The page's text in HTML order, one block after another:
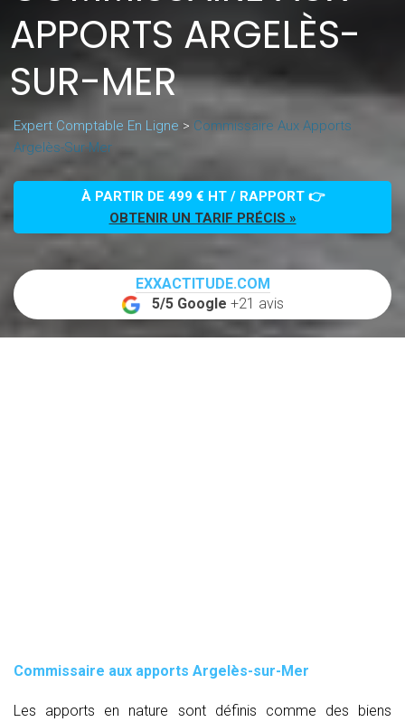
APPORTS ARGELÈS-
SUR-MER
Expert Comptable En Ligne > Commissaire Aux Apports
Argelès-Sur-Mer
À PARTIR DE 499 € HT / RAPPORT 👉
OBTENIR UN TARIF PRÉCIS »
EXXACTITUDE.COM
5/5 Google +21 avis
Commissaire aux apports Argelès-sur-Mer
Les apports en nature sont définis comme des biens